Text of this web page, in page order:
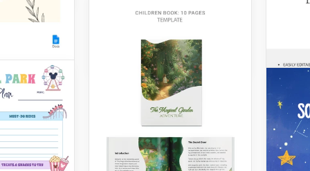
Fertigstellung jeder
Aufgabe fest und folgen
Sie Ihrem Plan.